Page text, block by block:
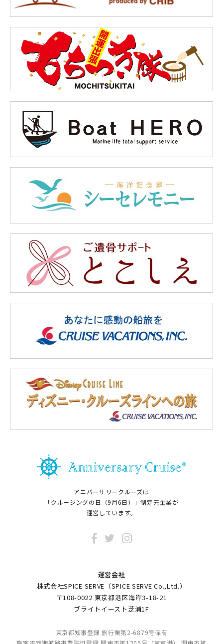
アニバーサリークルーズは
「クルージングの日（9月6日）」制定元企業が
運営しています。
運営会社
株式会社SPICE SERVE（SPICE SERVE Co.,Ltd.）
〒108-0022 東京都港区海岸3-18-21
ブライトイースト芝浦1F
東京都知事登録 旅行業第2-6879号保有